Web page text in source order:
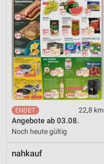
22,8 km
Angebote ab 03.08.
Noch heute gültig
nahkauf